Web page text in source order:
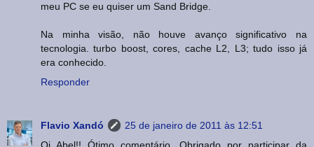
meu PC se eu quiser um Sand Bridge.
Na minha visão, não houve avanço significativo na
tecnologia. turbo boost, cores, cache L2, L3; tudo isso já
era conhecido.
Responder
Flavio Xandó
25 de janeiro de 2011 às 12:51